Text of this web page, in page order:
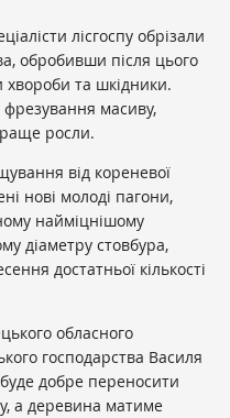
лісгоспу обрізали
обробивши після цього
та шкідники.
масиву,
росли.
від кореневої
нові молоді пагони,
найміцнішому
діаметру стовбура,
достатньої кількості
обласного
господарства Василя
добре переносити
а деревина матиме